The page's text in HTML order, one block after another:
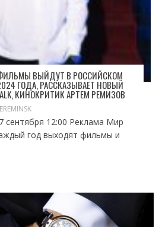
ВЫЙДУТ В РОССИЙСКОМ
ГОДА, РАССКАЗЫВАЕТ НОВЫЙ
КИНОКРИТИК АРТЕМ РЕМИЗОВ
сентября 12:00 Реклама Мир
год выходят фильмы и